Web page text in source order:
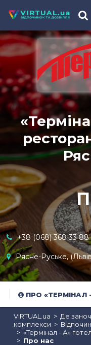
+38 (068) 368 33 88
Рясне-Руське,
ПРО «ТЕРМІНАЛ
VIRTUAL.ua Де
комплекси
«Термінал - А»
Про нас